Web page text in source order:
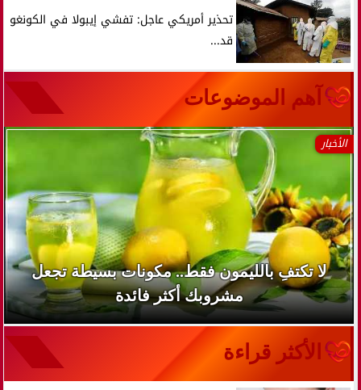
تحذير أمريكي عاجل: تفشي إيبولا في الكونغو
قد...
آهم الموضوعات
الأخبار
لا تكتفِ بالليمون فقط.. مكونات بسيطة تجعل
مشروبك أكثر فائدة
الأكثر قراءة